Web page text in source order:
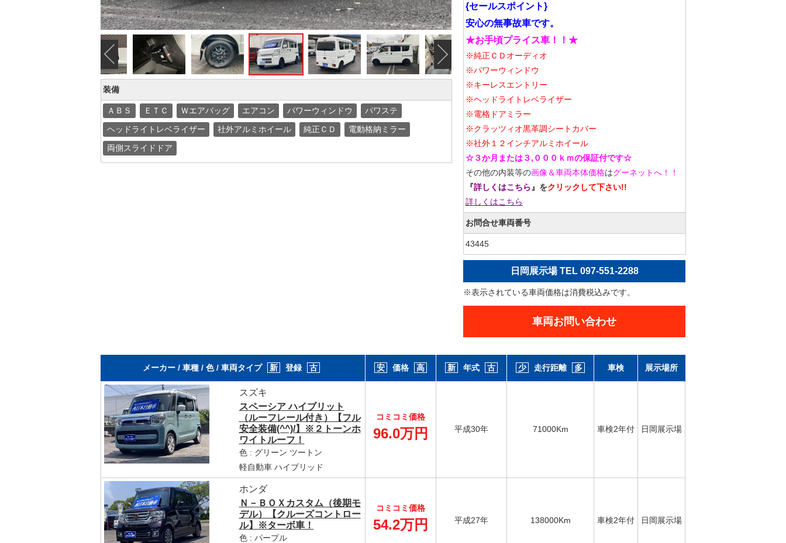
Previous Next
装備
ＡＢＳ ＥＴＣ Ｗエアバッグ エアコン パワーウィンドウ
パワステ
ヘッドライトレベライザー
社外アルミホイール 純正ＣＤ
電動格納ミラー
両側スライドドア
{セールスポイント}
安心の無事故車です。
★お手頃プライス車！！ ★
※純正ＣＤオーディオ
※パワーウィンドウ
※キーレスエントリー
※ヘッドライトレベライザー
※電格ドアミラー
※クラッツィオ黒革調シートカバー
※社外１２インチアルミホイール
☆３か月または３,０００ｋｍの保証付です☆
その他の内装等の画像＆車両本体価格はグーネットへ！！
『詳しくはこちら 』をクリックして下さい!!
詳しくはこちら
お問合せ車両番号
43445
日岡展示場 TEL 097-551-2288
※表示されている車両価格は消費税込みです。
車両お問い合わせ
メーカー / 車種 / 色 / 車両タイプ 新 登録 古 安 価格 高 新 年式 古 少 走行距離 多 車検 展示場所
スズキ
スペーシア ハイブリット
（ルーフレール付き）【フル
安全装備(^^)/】※２トーンホ
ワイトルーフ！
色 : グリーン ツートン
軽自動車 ハイブリッド
コミコミ価格
96.0万円 平成30年 71000Km 車検2年付 日岡展示場
ホンダ
Ｎ－ＢＯＸカスタム（後期モ
デル）【クルーズコントロー
ル】※ターボ車！
色 : パープル
コミコミ価格
54.2万円 平成27年 138000Km 車検2年付 日岡展示場